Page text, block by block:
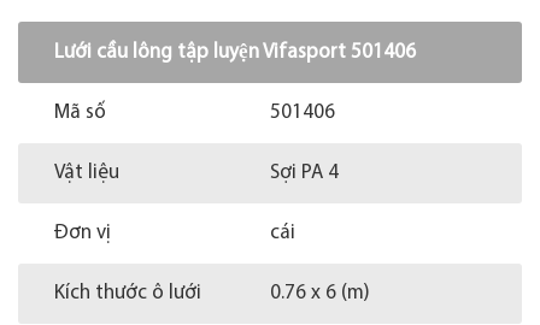
Lưới cầu lông tập luyện Vifasport 501406
Mã số 501406
Vật liệu Sợi PA 4
Đơn vị cái
Kích thước ô lưới 0.76 x 6 (m)